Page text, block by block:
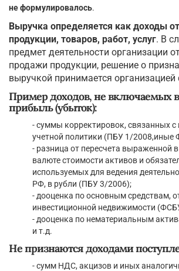
не формулировалось.
Выручка определяется как доходы
продукции, товаров, работ, услуг. В
предмет деятельности организации
продажи продукции, решение о
выручкой принимается организацией
Пример доходов, не включаемых
прибыль (убыток):
- cуммы корректировок, связанных с
учетной политики (ПБУ 1/2008,иные
- разница от пересчета выраженной
валюте стоимости активов и
используемых для ведения
РФ, в рубли (ПБУ 3/2006);
- дооценка по основным средствам,
инвестиционной недвижимости
- дооценка по нематериальным
и т.д.
Не признаются доходами
- сумм НДС, акцизов и иных